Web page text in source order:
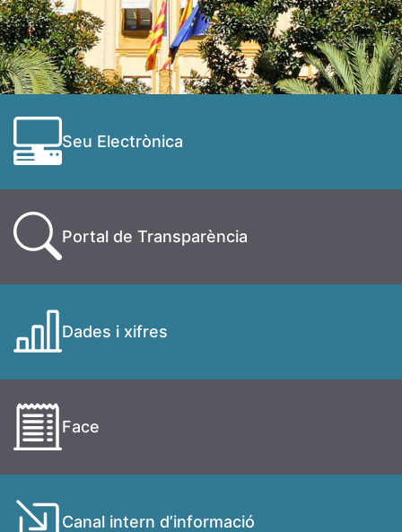
Seu Electrònica
Portal de Transparència
Dades i xifres
Face
Canal intern d’informació